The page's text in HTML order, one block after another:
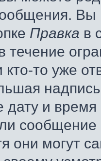
Вы
Правка в
течение
кто-то уже
дату и
они могут